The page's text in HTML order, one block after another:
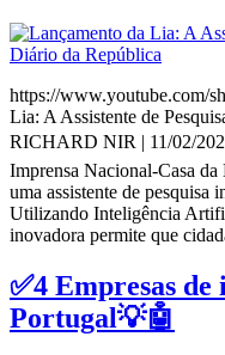
https://www.youtube.com/
Lia: A Assistente de
RICHARD NIR | 11/02/
Imprensa Nacional-Casa
uma assistente de pesquisa
Utilizando Inteligência
inovadora permite que
✅4 Empresas
Portugal💡🤖